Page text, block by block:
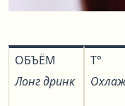
ОБЪЁМ
Лонг дринк
T°